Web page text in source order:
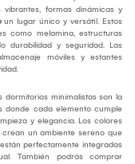
formas dinámicas y
un lugar único y versátil. Estos
como melamina, estructuras
durabilidad y seguridad. Las
móviles y estantes
dormitorios minimalistas son la
donde cada elemento cumple
y elegancia. Los colores
un ambiente sereno que
perfectamente integradas
También podrás comprar